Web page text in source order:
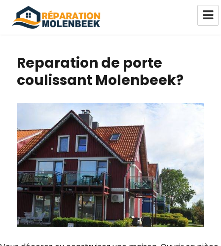
Reparation de porte
coulissant Molenbeek?